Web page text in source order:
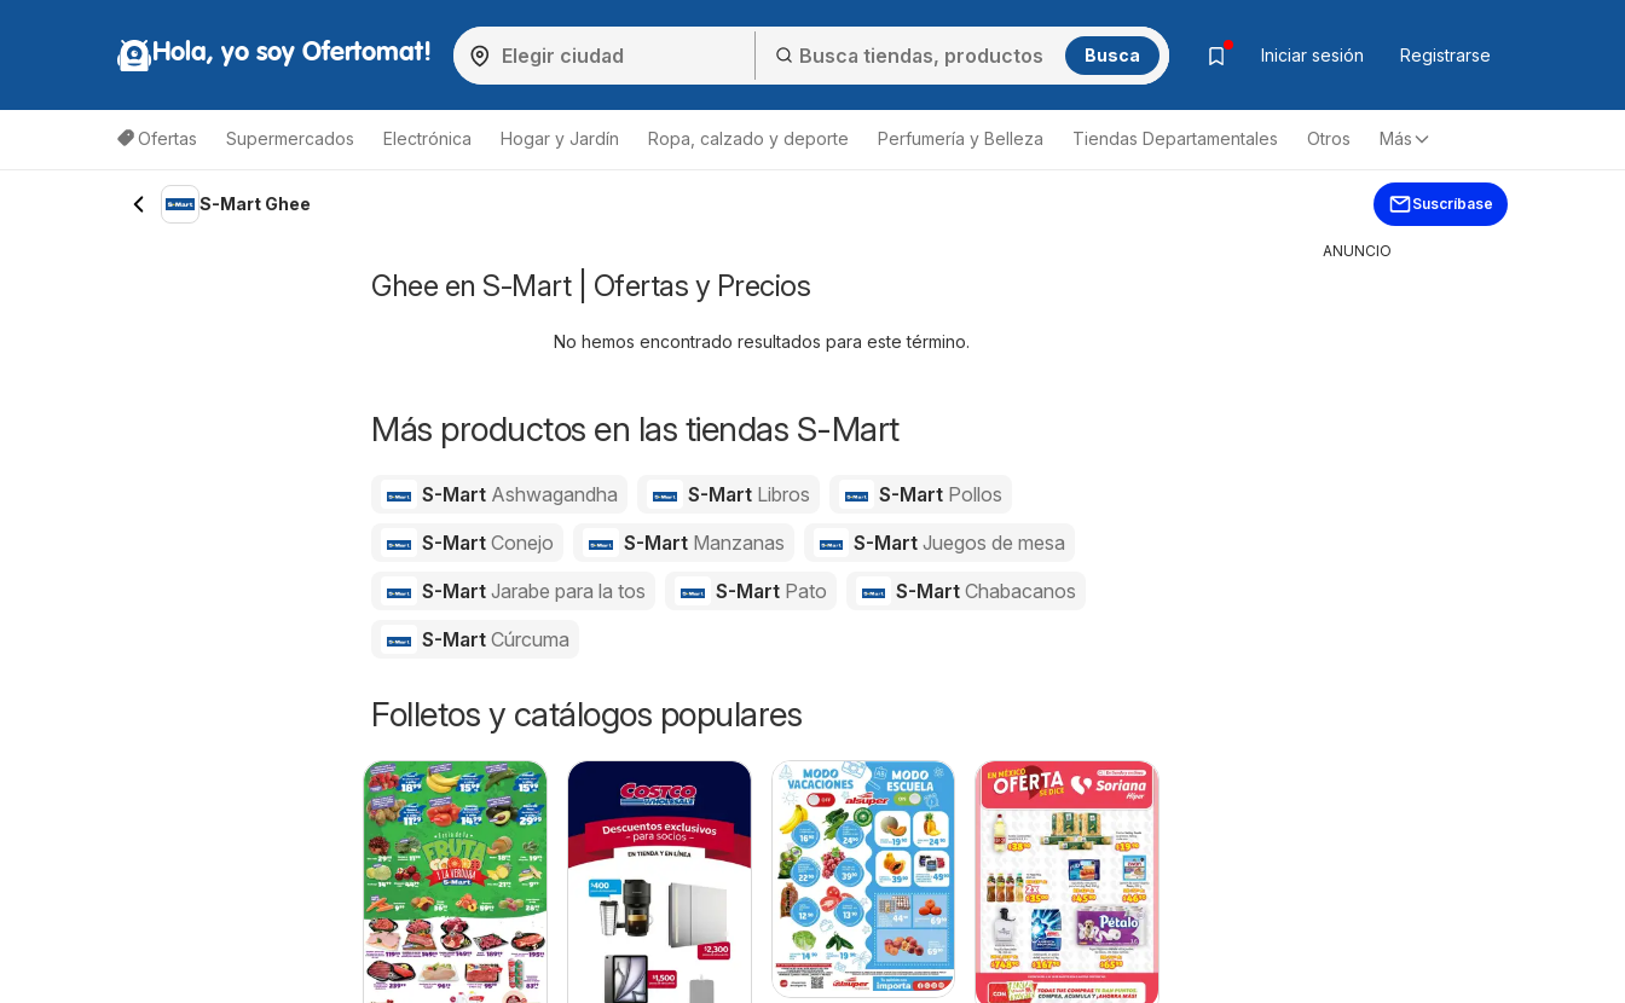
Hola, yo soy Ofertomat! Busca Iniciar sesión Registrarse
Ofertas Supermercados Electrónica Hogar y Jardín Ropa, calzado y deporte Perfumería y Belleza Tiendas Departamentales Otros Más
S-Mart Ghee Suscríbase
Ghee en S-Mart | Ofertas y Precios
No hemos encontrado resultados para este término.
Más productos en las tiendas S-Mart
S-Mart Ashwagandha S-Mart Libros S-Mart Pollos
S-Mart Conejo S-Mart Manzanas S-MartJuegos de mesa
S-Mart Jarabe para la tos S-Mart Pato S-MartChabacanos
S-Mart Cúrcuma
Folletos y catálogos populares
ANUNCIO